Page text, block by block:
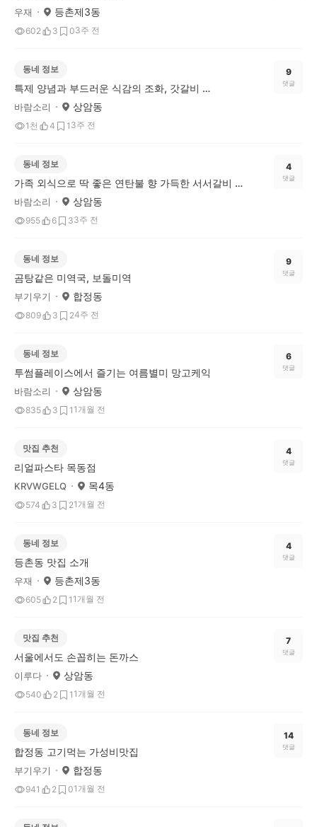
우재 등촌제3동
602 3 03주 전
동네 정보
특제 양념과 부드러운 식감의 조화, 갓갈비 마포상암DMC점
바람소리 상암동
1천 4 1 3주 전
9
댓글
동네 정보
가족 외식으로 딱 좋은 연탄불 향 가득한 서서갈비 맛집
바람소리 상암동
955 6 33주 전
4
댓글
동네 정보
곰탕같은 미역국, 보돌미역
부기우기 합정동
809 3 24주 전
9
댓글
동네 정보
투썸플레이스에서 즐기는 여름별미 망고케익
바람소리 상암동
835 3 1 1개월 전
6
댓글
맛집 추천
리얼파스타 목동점
KRVWGELQ 목4동
574 3 21개월 전
4
댓글
동네 정보
등촌동 맛집 소개
우재 등촌제3동
605 2 1 1개월 전
4
댓글
맛집 추천
서울에서도 손꼽히는 돈까스
이루다 상암동
540 2 1 1개월 전
7
댓글
동네 정보
합정동 고기먹는 가성비맛집
부기우기 합정동
941 2 01개월 전
14
댓글